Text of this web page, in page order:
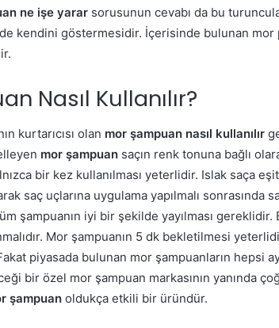
ne işe yarar sorusunun cevabı da bu
kendini göstermesidir. İçerisinde bulunan
Nasıl Kullanılır?
kurtarıcısı olan mor şampuan nasıl kullanılır
mor şampuan saçın renk tonuna bağlı
bir kez kullanılması yeterlidir. Islak saça
saç uçlarına uygulama yapılmalı sonrasında
şampuanın iyi bir şekilde yayılması
Mor şampuanın 5 dk bekletilmesi
piyasada bulunan mor şampuanların hepsi
bir özel mor şampuan markasının yanında
şampuan oldukça etkili bir üründür.